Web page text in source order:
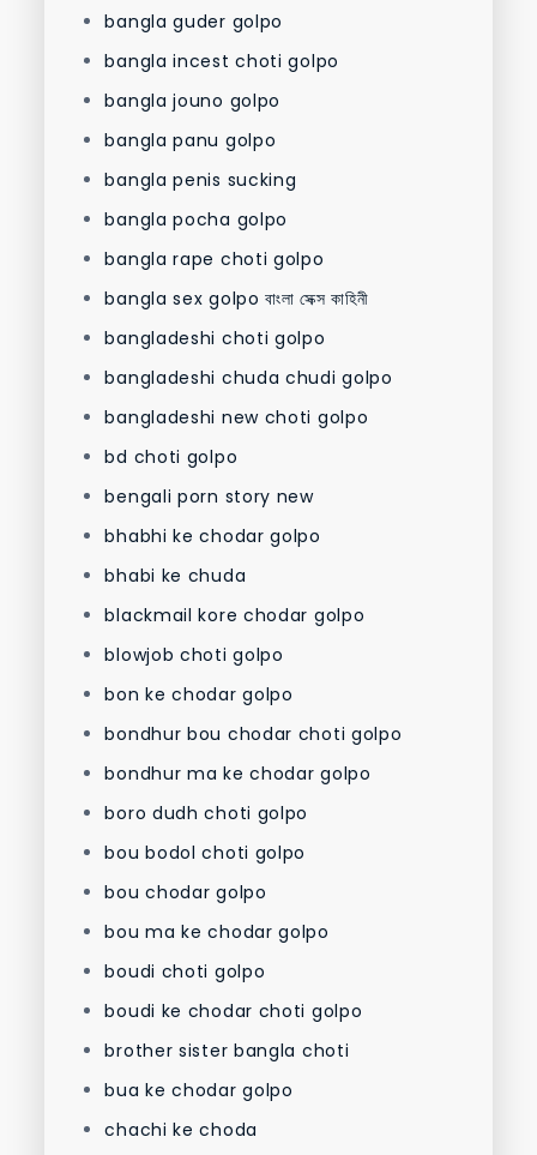
bangla guder golpo
bangla incest choti golpo
bangla jouno golpo
bangla panu golpo
bangla penis sucking
bangla pocha golpo
bangla rape choti golpo
bangla sex golpo বাংলা সেক্স কাহিনী
bangladeshi choti golpo
bangladeshi chuda chudi golpo
bangladeshi new choti golpo
bd choti golpo
bengali porn story new
bhabhi ke chodar golpo
bhabi ke chuda
blackmail kore chodar golpo
blowjob choti golpo
bon ke chodar golpo
bondhur bou chodar choti golpo
bondhur ma ke chodar golpo
boro dudh choti golpo
bou bodol choti golpo
bou chodar golpo
bou ma ke chodar golpo
boudi choti golpo
boudi ke chodar choti golpo
brother sister bangla choti
bua ke chodar golpo
chachi ke choda